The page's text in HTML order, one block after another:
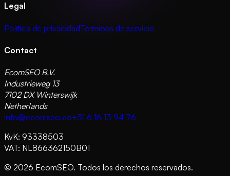
Legal
Política de privacidadTérminos de servicio
Contact
EcomSEO B.V.
Industrieweg 13
7102 DX Winterswijk
Netherlands
info@ecomseo.co+31 6 16 13 94 76
KvK: 93338503
VAT: NL866362150B01
© 2026 EcomSEO. Todos los derechos reservados.